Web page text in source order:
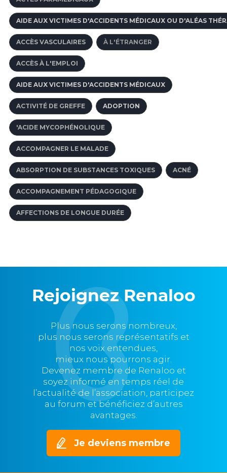
AIDE AUX VICTIMES D'ACCIDENTS MÉDICAUX OU D'ALÉAS
ACCÈS VASCULAIRES À L'ÉTRANGER
ACCÈS À L'EMPLOI
AIDE AUX VICTIMES D'ACCIDENTS MÉDICAUX
ACTIVITÉ DE GREFFE ADOPTION
'ACIDE MYCOPHÉNOLIQUE
ACCOMPAGNER LE MALADE
ABSORPTION DE SUBSTANCES TOXIQUES ACNÉ
ACCOMPAGNEMENT PÉDAGOGIQUE
AFFECTIONS DE LONGUE DURÉE
Rejoignez Renaloo
Plus nous serons nombreux,
plus nous serons représentatifs et
nos voix entendues,
mieux nous pourrons agir.
Devenez membre de Renaloo et
soyez informé en temps réel de
l’actualité de l’association, participez
au forum et bénéficiez d’autres
avantages.
Je deviens membre